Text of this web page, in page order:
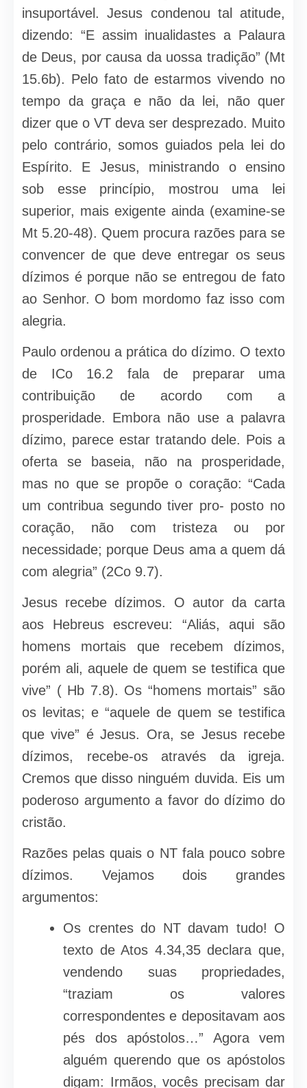
insuportável. Jesus condenou tal atitude,
dizendo: “E assim inualidastes a Palaura
de Deus, por causa da uossa tradição” (Mt
15.6b). Pelo fato de estarmos vivendo no
tempo da graça e não da lei, não quer
dizer que o VT deva ser desprezado. Muito
pelo contrário, somos guiados pela lei do
Espírito. E Jesus, ministrando o ensino
sob esse princípio, mostrou uma lei
superior, mais exigente ainda (examine-se
Mt 5.20-48). Quem procura razões para se
convencer de que deve entregar os seus
dízimos é porque não se entregou de fato
ao Senhor. O bom mordomo faz isso com
alegria.
Paulo ordenou a prática do dízimo. O texto
de ICo 16.2 fala de preparar uma
contribuição de acordo com a
prosperidade. Embora não use a palavra
dízimo, parece estar tratando dele. Pois a
oferta se baseia, não na prospe­ridade,
mas no que se propõe o coração: “Cada
um contribua segundo tiver pro- posto no
coração, não com tristeza ou por
necessidade; porque Deus ama a quem dá
com alegria” (2Co 9.7).
Jesus recebe dízimos. O autor da carta
aos Hebreus escreveu: “Aliás, aqui são
homens mortais que recebem dízimos,
porém ali, aquele de quem se testifica que
vive” ( Hb 7.8). Os “homens mortais” são
os levitas; e “aquele de quem se testifica
que vive” é Jesus. Ora, se Jesus recebe
dízimos, recebe-os através da igreja.
Cremos que disso ninguém duvida. Eis um
poderoso argumento a favor do dízimo do
cristão.
Razões pelas quais o NT fala pouco sobre
dízimos. Vejamos dois grandes
argumentos:
Os crentes do NT davam tudo! O
texto de Atos 4.34,35 declara que,
vendendo suas propriedades,
“traziam os valores
correspondentes e depositavam aos
pés dos apóstolos…” Agora vem
alguém querendo que os apóstolos
digam: Irmãos, vocês precisam dar